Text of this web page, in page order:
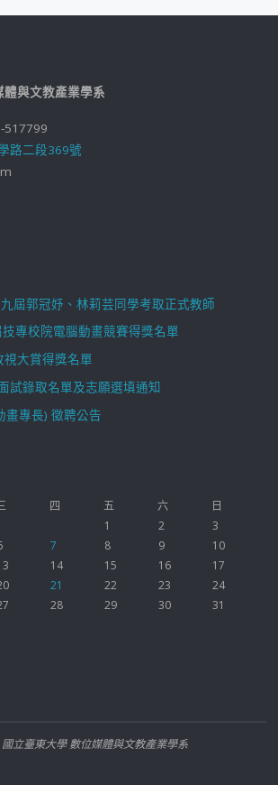
與文教產業學系
517799
路二段369號
九屆郭冠妤、林莉芸同學考取正式教師
技專校院電腦動畫競賽得獎名單
視大賞得獎名單
試錄取名單及志願選填通知
畫專長) 徵聘公告
四 五 六
日
1
2
3
7 8 9
10
14 15 16
17
21 22 23
24
28 29 30 31
立臺東大學 數位媒體與文教產業學系